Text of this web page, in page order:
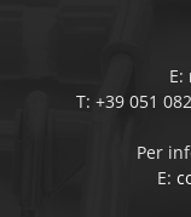
E:
T: +39 051
Per
E: